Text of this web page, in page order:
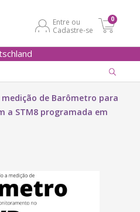
Entre ou
Cadastre-se
0
medição de Barômetro para
a STM8 programada em